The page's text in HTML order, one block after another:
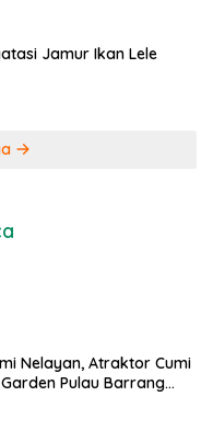
Jamur Ikan Lele
Nelayan, Atraktor Cumi
Pulau Barrang